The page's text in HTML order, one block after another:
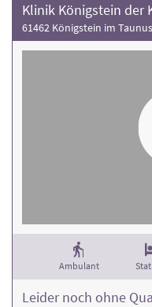
Klinik Königstein der
61462 Königstein im Taunus
Ambulant
Leider noch ohne